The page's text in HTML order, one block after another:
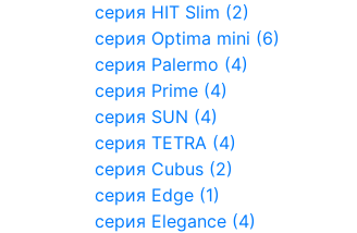
серия HIT Slim (2)
серия Optima mini (6)
серия Palermo (4)
серия Prime (4)
серия SUN (4)
серия TETRA (4)
серия Cubus (2)
серия Edge (1)
серия Elegance (4)